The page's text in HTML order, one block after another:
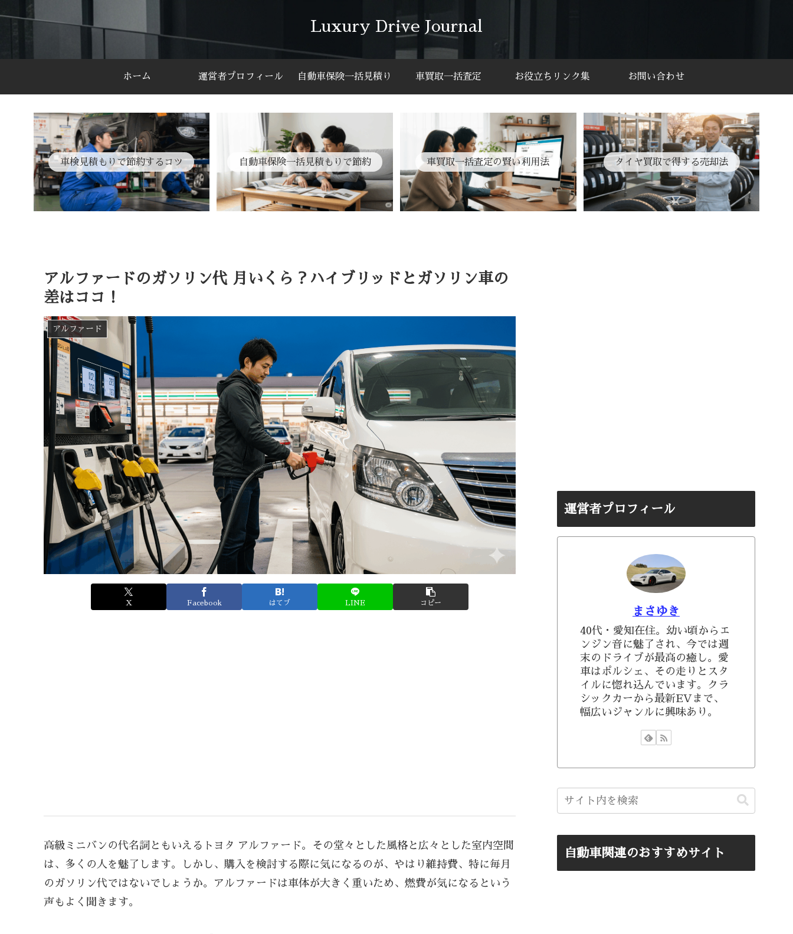
Luxury Drive Journal
ホーム 運営者プロフィール 自動車保険一括見積り 車買取一括査定 お役立ちリンク集 お問い合わせ
車検見積もりで節約するコツ 自動車保険一括見積もりで節約 車買取一括査定の賢い利用法 タイヤ買取で得する売却法
アルファードのガソリン代 月いくら？ハイブリッドとガソリン車の
差はココ！
アルファード
X Facebook はてブ LINE コピー
高級ミニバンの代名詞ともいえるトヨタ アルファード。その堂々とした風格と広々とした室内空間
は、多くの人を魅了します。しかし、購入を検討する際に気になるのが、やはり維持費、特に毎月
のガソリン代ではないでしょうか。アルファードは車体が大きく重いため、燃費が気になるという
声もよく聞きます。
運営者プロフィール
まさゆき
40代・愛知在住。幼い頃からエ
ンジン音に魅了され、今では週
末のドライブが最高の癒し。愛
車はポルシェ、その走りとスタ
イルに惚れ込んでいます。クラ
シックカーから最新EVまで、
幅広いジャンルに興味あり。
自動車関連のおすすめサイト